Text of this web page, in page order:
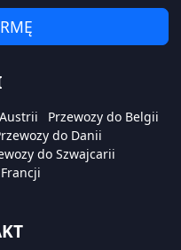
Przewozy do Belgii
do Danii
do Szwajcarii